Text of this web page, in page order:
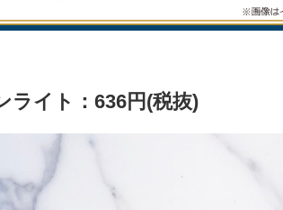
ライト：636円(税抜)